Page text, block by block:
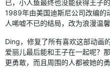
已，小人鱼最终也没能获得王子
1989年由美国迪斯尼公司改编的
人唏嘘不已的结局，改为浪漫温
Ding，修复了所有喜欢这部动画
爱丽儿最后能和王子在一起呢？
更勇敢，而且周围的人都被她的